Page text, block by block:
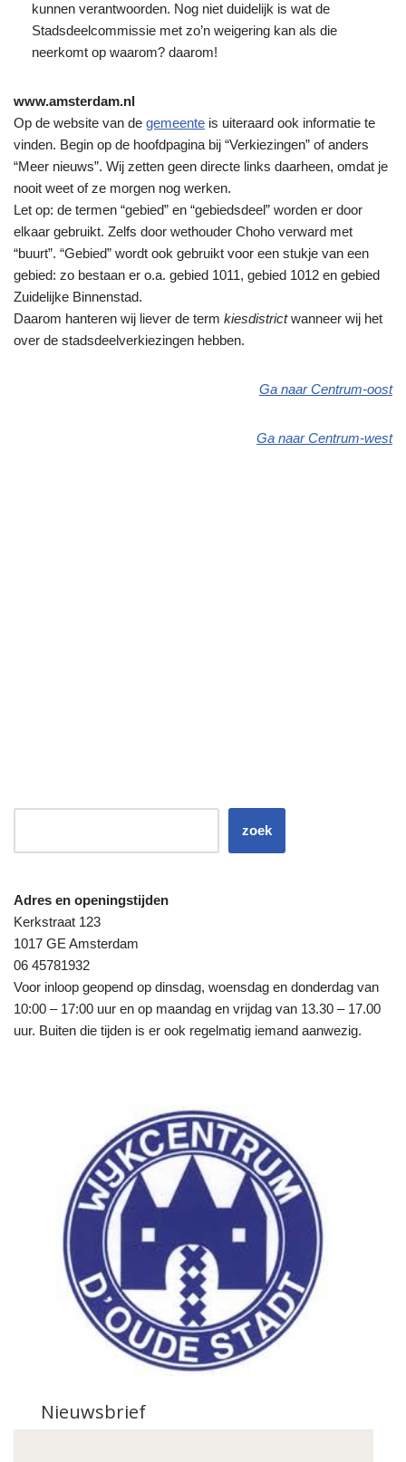
kunnen verantwoorden. Nog niet duidelijk is wat de
Stadsdeelcommissie met zo’n weigering kan als die
neerkomt op waarom? daarom!
www.amsterdam.nl
Op de website van de gemeente is uiteraard ook informatie te
vinden. Begin op de hoofdpagina bij “Verkiezingen” of anders
“Meer nieuws”. Wij zetten geen directe links daarheen, omdat je
nooit weet of ze morgen nog werken.
Let op: de termen “gebied” en “gebiedsdeel” worden er door
elkaar gebruikt. Zelfs door wethouder Choho verward met
“buurt”. “Gebied” wordt ook gebruikt voor een stukje van een
gebied: zo bestaan er o.a. gebied 1011, gebied 1012 en gebied
Zuidelijke Binnenstad.
Daarom hanteren wij liever de term kiesdistrictwanneer wij het
over de stadsdeelverkiezingen hebben.
Ga naar Centrum-oost
Ga naar Centrum-west
zoek
Adres en openingstijden
Kerkstraat 123
1017 GE Amsterdam
06 45781932
Voor inloop geopend op dinsdag, woensdag en donderdag van
10:00 – 17:00 uur en op maandag en vrijdag van 13.30 – 17.00
uur. Buiten die tijden is er ook regelmatig iemand aanwezig.
Nieuwsbrief